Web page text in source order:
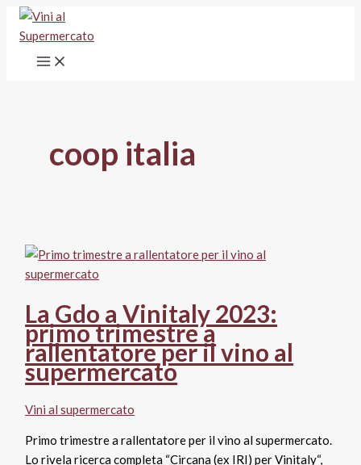
Vai
contenuto
coop italia
La Gdo a Vinitaly 2023:
primo trimestre a
rallentatore per il vino al
supermercato
Vini al supermercato
Primo trimestre a rallentatore per il vino al supermercato.
Lo rivela ricerca completa “Circana (ex IRI) per Vinitaly“,